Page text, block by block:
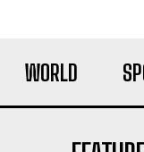
WORLD